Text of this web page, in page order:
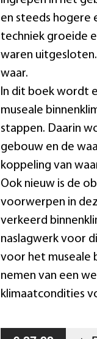
en steeds
techniek groeide
waren
waar.
In dit boek wordt
museale
stappen. Daarin
gebouw en de
koppeling van
Ook nieuw is de
voorwerpen in
verkeerd
naslagwerk voor
voor het museale
nemen van een
klimaatcondities